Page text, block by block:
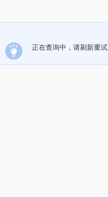
正在查询中，请刷新重试